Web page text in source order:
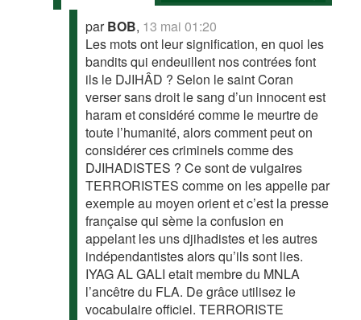
parBOB, 13 mai 01:20
Les mots ont leur signification, en quoi les
bandits qui endeuillent nos contrées font
ils le DJIHÂD ? Selon le saint Coran
verser sans droit le sang d’un innocent est
haram et considéré comme le meurtre de
toute l’humanité, alors comment peut on
considérer ces criminels comme des
DJIHADISTES ? Ce sont de vulgaires
TERRORISTES comme on les appelle par
exemple au moyen orient et c’est la presse
française qui sème la confusion en
appelant les uns djihadistes et les autres
indépendantistes alors qu’ils sont lies.
IYAG AL GALI etait membre du MNLA
l’ancêtre du FLA. De grâce utilisez le
vocabulaire officiel. TERRORISTE